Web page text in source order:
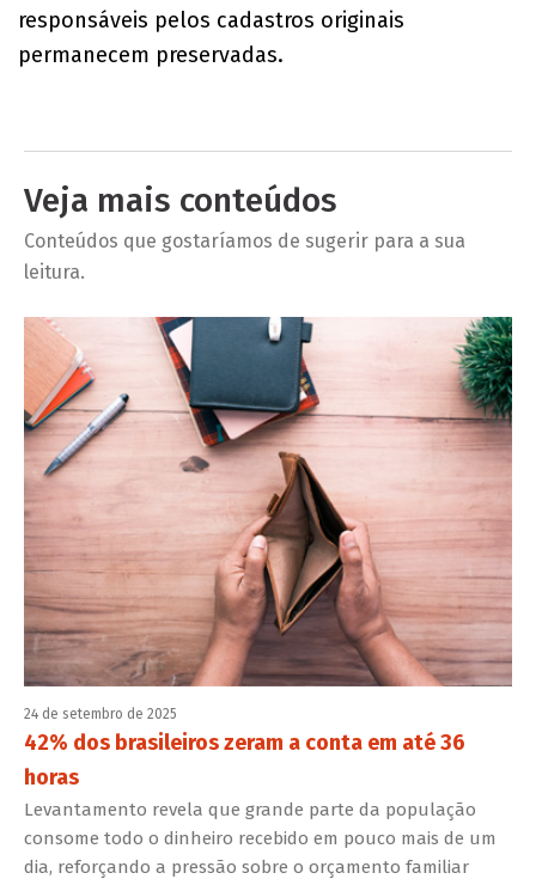
responsáveis pelos cadastros originais
permanecem preservadas.
Veja mais conteúdos
Conteúdos que gostaríamos de sugerir para a sua
leitura.
24 de setembro de 2025
42% dos brasileiros zeram a conta em até 36
horas
Levantamento revela que grande parte da população
consome todo o dinheiro recebido em pouco mais de um
dia, reforçando a pressão sobre o orçamento familiar